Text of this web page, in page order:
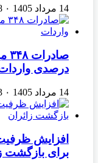
14 مرداد 1405 ۰
درصدی
14 مرداد 1405 ۰
افزایش
برای بازگشت